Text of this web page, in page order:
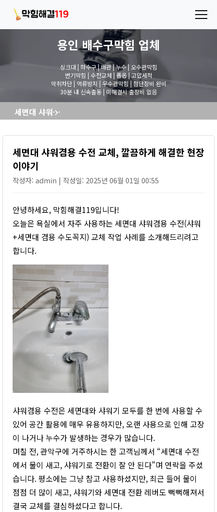
용인 배수구막힘 업체
싱크대 | 하수구 | 배관 | 누수 | 오수관막힘
변기막힘 | 수전교체 | 폽옵 | 고압세척
악취차단 | 역류방지 | 우수관막힘 | 첨단장비 완비
30분 내 신속출동 | 미해결시 출장비 없음
세면대 샤워겸용 수전 교체, 깔끔하게 해결한 현장 이야기
세면대 샤워겸용 수전 교체, 깔끔하게 해결한 현장
이야기
작성자: admin | 작성일: 2025년 06월 01일 00:55
안녕하세요, 막힘해결119입니다!
오늘은 욕실에서 자주 사용하는 세면대 샤워겸용 수전(샤워
+세면대 겸용 수도꼭지) 교체 작업 사례를 소개해드리려고
합니다.
샤워겸용 수전은 세면대와 샤워기 모두를 한 번에 사용할 수
있어 공간 활용에 매우 유용하지만, 오랜 사용으로 인해 고장
이 나거나 누수가 발생하는 경우가 많습니다.
며칠 전, 관악구에 거주하시는 한 고객님께서 “세면대 수전
에서 물이 새고, 샤워기로 전환이 잘 안 된다”며 연락을 주셨
습니다. 평소에는 그냥 참고 사용하셨지만, 최근 들어 물이
점점 더 많이 새고, 샤워기와 세면대 전환 레버도 뻑뻑해져서
결국 교체를 결심하셨다고 합니다.